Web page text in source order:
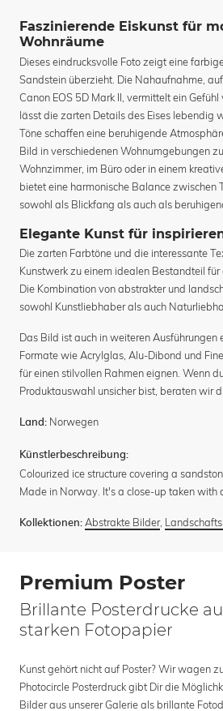
Faszinierende Eiskunst für
Wohnräume
Dieses eindrucksvolle Foto zeigt eine
Sandstein überzieht. Die Nahaufnahme,
Canon EOS 5D Mark II, vermittelt ein
lässt die zarten Details des Eises lebendig
Töne schaffen eine beruhigende
Bild in verschiedenen Wohnumgebungen
Wohnzimmer, im Büro oder in einem
bietet eine harmonische Balance zwischen
sowohl als Blickfang als auch als
Elegante Kunst für
Die zarten Farbtöne und die interessante
Kunstwerk zu einem idealen Bestandteil für
Die Kombination von abstrakter und
sowohl Kunstliebhaber als auch
Das Bild ist auch in weiteren Ausführungen
Formate wie Acrylglas, Alu-Dibond und
für einen stilvollen Rahmen eignen. Wenn
Produktauswahl unsicher bist, beraten wir
Land: Norwegen
Künstlerbeschreibung:
Colourized ice structure covering a
Made in Norway. It's a close-up taken with
Kollektionen: Abstrakte Bilder,
Premium Poster
Brillante Posterdrucke
starken Fotopapier
Kunst gehört nicht auf Poster? Wir wagen
Photocircle Posterdruck gibt Dir die
Bilder aus unserer Galerie als brillante